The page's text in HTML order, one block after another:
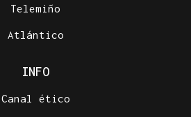
Telemiño
Atlántico
INFO
Canal ético